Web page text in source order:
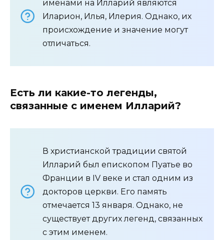
именами на Илларий являются
Иларион, Илья, Илерия. Однако, их
происхождение и значение могут
отличаться.
Есть ли какие-то легенды,
связанные с именем Илларий?
В христианской традиции святой
Илларий был епископом Пуатье во
Франции в IV веке и стал одним из
докторов церкви. Его память
отмечается 13 января. Однако, не
существует других легенд, связанных
с этим именем.